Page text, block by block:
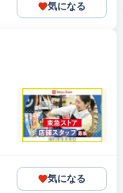
気になる
気になる